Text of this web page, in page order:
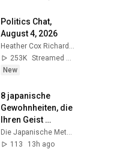
Politics Chat,
August 4, 2026
253K
New
8 japanische
Gewohnheiten, die
Ihren Geist
reinigen und
inneren Frieden
113
13h ago